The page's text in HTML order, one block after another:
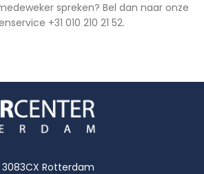
spreken? Bel dan naar onze
+31 010 210 21 52.
3083CX Rotterdam